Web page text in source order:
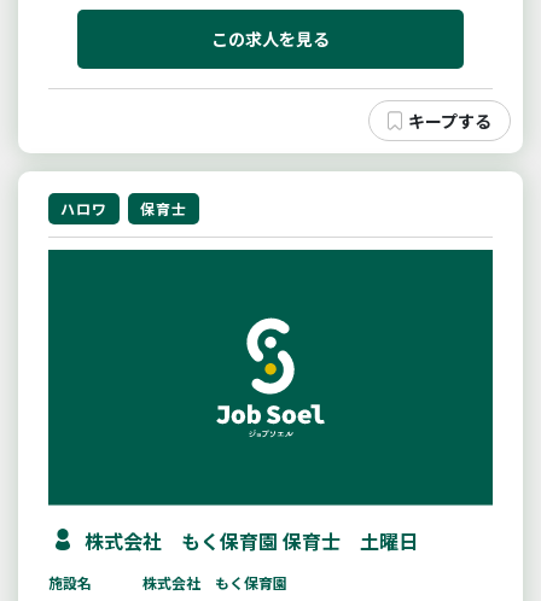
の清掃制作物の作成、保育日誌の作成、その他＊面接
時にハローワーク紹介状・履歴書（写真貼付）・職務
この求人を見る
ハロワ 保育士
株式会社 もく保育園 保育士 土曜日
施設名
株式会社 もく保育園